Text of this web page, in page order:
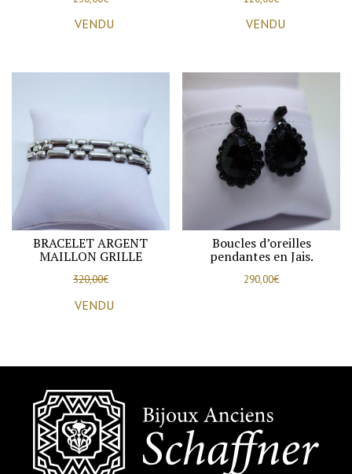
VENDU VENDU
BRACELET ARGENT
MAILLON GRILLE
320,00€
VENDU
Boucles d’oreilles
pendantes en Jais.
290,00€